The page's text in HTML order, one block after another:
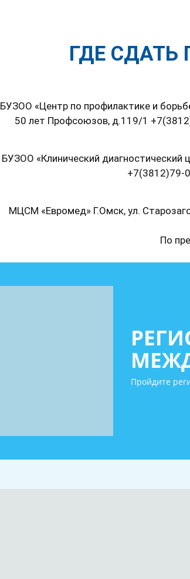
ГДЕ СДАТЬ
БУЗОО «Центр по профилактике и
50 лет Профсоюзов, д.119/1
БУЗОО «Клинический диагностический
+7(3812)79-
МЦСМ «Евромед» Г.Омск, ул.
По
Пройдите